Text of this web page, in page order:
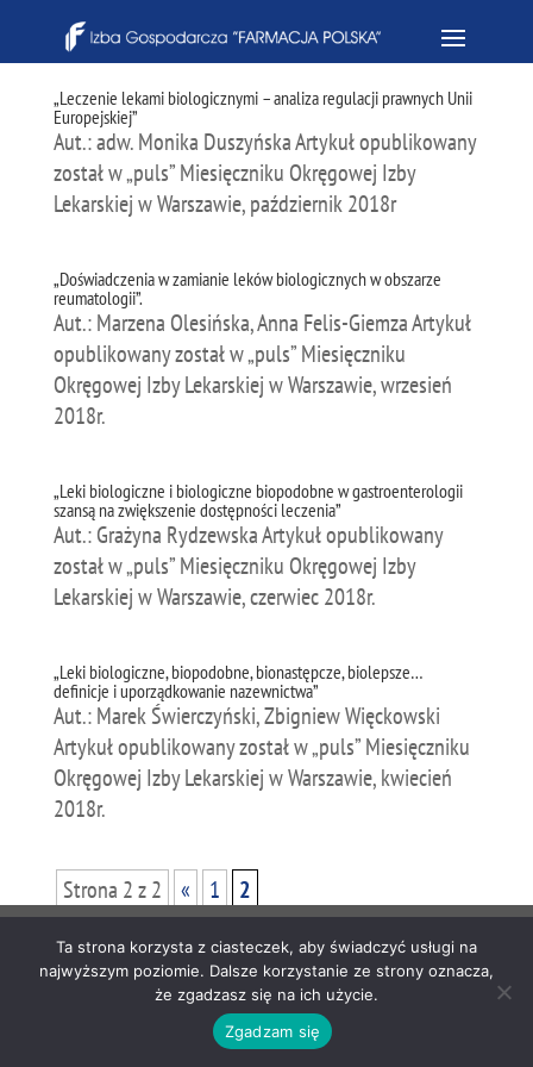
„Leczenie lekami biologicznymi – analiza regulacji prawnych Unii
Europejskiej”
Aut.: adw. Monika Duszyńska Artykuł opublikowany
został w „puls” Miesięczniku Okręgowej Izby
Lekarskiej w Warszawie, październik 2018r
„Doświadczenia w zamianie leków biologicznych w obszarze
reumatologii”.
Aut.: Marzena Olesińska, Anna Felis-Giemza Artykuł
opublikowany został w „puls” Miesięczniku
Okręgowej Izby Lekarskiej w Warszawie, wrzesień
2018r.
„Leki biologiczne i biologiczne biopodobne w gastroenterologii
szansą na zwiększenie dostępności leczenia”
Aut.: Grażyna Rydzewska Artykuł opublikowany
został w „puls” Miesięczniku Okręgowej Izby
Lekarskiej w Warszawie, czerwiec 2018r.
„Leki biologiczne, biopodobne, bionastępcze, biolepsze…
definicje i uporządkowanie nazewnictwa”
Aut.: Marek Świerczyński, Zbigniew Więckowski
Artykuł opublikowany został w „puls” Miesięczniku
Okręgowej Izby Lekarskiej w Warszawie, kwiecień
2018r.
Strona 2 z 2 « 1 2
realizacja strony:Grzegorz Sztank
Ta strona korzysta z ciasteczek, aby świadczyć usługi na
najwyższym poziomie. Dalsze korzystanie ze strony oznacza,
że zgadzasz się na ich użycie.
Zgadzam się